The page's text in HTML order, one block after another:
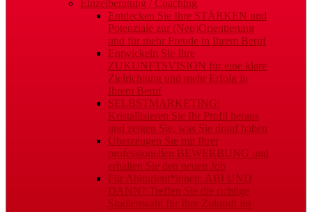
Einzelberatung / Coaching
Entdecken Sie Ihre STÄRKEN und
Potenziale zur (Neu)Orientierung
und für mehr Freude in Ihrem Beruf
Entwickeln Sie Ihre
ZUKUNFTSVISION für eine klare
Zielrichtung und mehr Erfolg in
Ihrem Beruf
SELBSTMARKETING:
Kristallisieren Sie Ihr Profil heraus
und zeigen Sie, was Sie drauf haben
Überzeugen Sie mit Ihrer
professionellen BEWERBUNG und
erhalten Sie den neuen Job
Für Abiturient*innen: ABI UND
DANN? Treffen Sie die richtige
Studienwahl für Ihre Zukunft im